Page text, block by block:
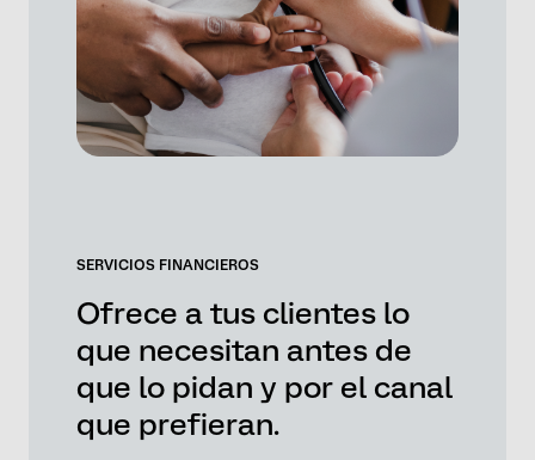
SERVICIOS FINANCIEROS
Ofrece a tus clientes lo
que necesitan antes de
que lo pidan y por el canal
que prefieran.